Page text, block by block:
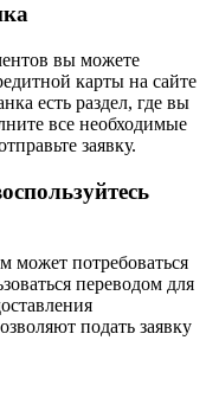
вы можете
карты на сайте
есть раздел, где вы
все необходимые
заявку.
может потребоваться
переводом для
подать заявку